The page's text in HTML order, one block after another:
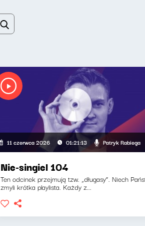
11 czerwca 2026 01:21:13 Patryk Rabiega
Nie-singiel 104
Ten odcinek przejmują tzw. „długasy”. Niech
zmyli krótka playlista. Każdy z...